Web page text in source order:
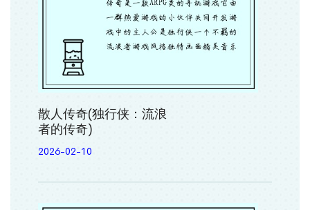
散人传奇(独行侠：流浪
者的传奇)
2026-02-10